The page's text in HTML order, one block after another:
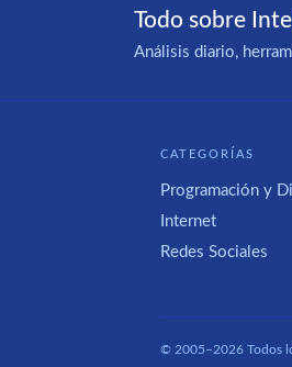
Todo sobre
Análisis diario,
CATEGORÍAS
Programación y
Internet
Redes Sociales
© 2005–2026 Todos